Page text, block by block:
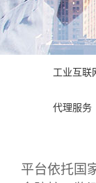
工业互联
代理服务
平台依托国